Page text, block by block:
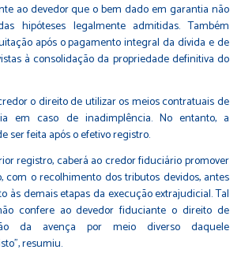
ao devedor que o bem dado em garantia não
hipóteses legalmente admitidas. Também
após o pagamento integral da dívida e de
à consolidação da propriedade definitiva do
o direito de utilizar os meios contratuais de
em caso de inadimplência. No entanto, a
ser feita após o efetivo registro.
registro, caberá ao credor fiduciário promover
com o recolhimento dos tributos devidos, antes
às demais etapas da execução extrajudicial. Tal
confere ao devedor fiduciante o direito de
da avença por meio diverso daquele
resumiu.